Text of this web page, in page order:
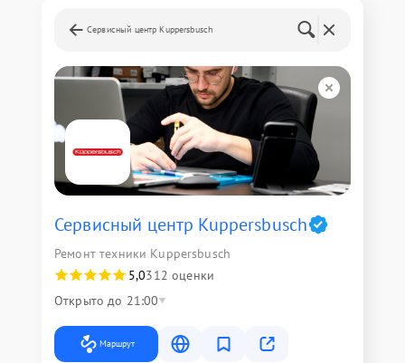
Сервисный центр Kuppersbusch
Сервисный центр Kuppersbusch
Ремонт техники Kuppersbusch
5,0312 оценки
Открыто до 21:00
Маршрут